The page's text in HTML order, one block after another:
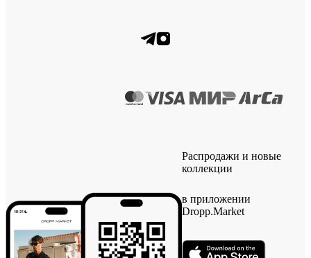
Распродажи и новые
коллекции
в приложении
Dropp.Market